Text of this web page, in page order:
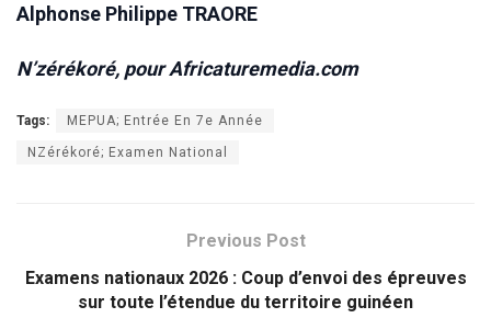
Alphonse Philippe TRAORE
N’zérékoré, pour Africaturemedia.com
Tags: MEPUA; Entrée En 7e Année
NZérékoré; Examen National
Previous Post
Examens nationaux 2026 : Coup d’envoi des épreuves
sur toute l’étendue du territoire guinéen